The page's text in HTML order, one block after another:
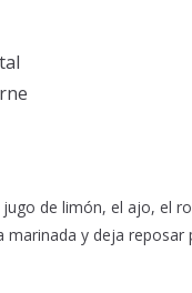
de limón, el ajo, el
y deja